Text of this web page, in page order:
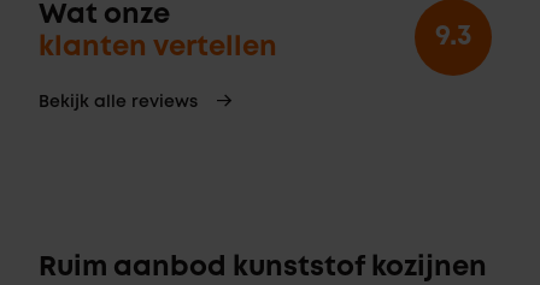
Wat onze
klanten vertellen
Bekijk alle reviews
9.3
Ruim aanbod kunststof kozijnen